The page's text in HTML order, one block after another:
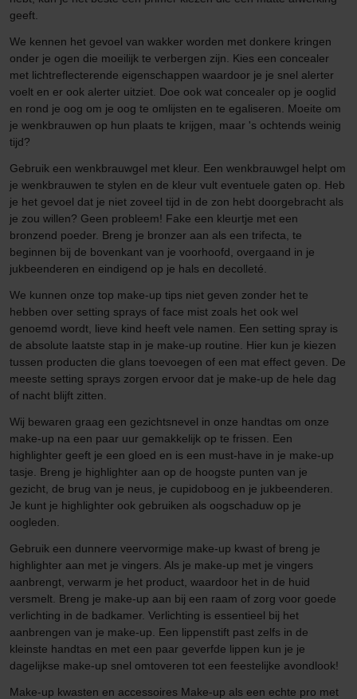
geeft.
We kennen het gevoel van wakker worden met donkere kringen
onder je ogen die moeilijk te verbergen zijn. Kies een concealer
met lichtreflecterende eigenschappen waardoor je je snel alerter
voelt en er ook alerter uitziet. Doe ook wat concealer op je ooglid
en rond je oog om je oog te omlijsten en te egaliseren. Moeite om
je wenkbrauwen op hun plaats te krijgen, maar 's ochtends weinig
tijd?
Gebruik een wenkbrauwgel met kleur. Een wenkbrauwgel helpt om
je wenkbrauwen te stylen en de kleur vult eventuele gaten op. Heb
je het gevoel dat je niet zoveel tijd in de zon hebt doorgebracht als
je zou willen? Geen probleem! Fake een kleurtje met een
bronzend poeder. Breng je bronzer aan als een trifecta, te
beginnen bij de bovenkant van je voorhoofd, overgaand in je
jukbeenderen en eindigend op je hals en decolleté.
We kunnen onze top make-up tips niet geven zonder het te
hebben over setting sprays of face mist zoals het ook wel
genoemd wordt, lieve kind heeft vele namen. Een setting spray is
de absolute laatste stap in je make-up routine. Hier kun je kiezen
tussen producten die glans toevoegen of een mat effect geven. De
meeste setting sprays zorgen ervoor dat je make-up de hele dag
of nacht blijft zitten.
Wij bewaren graag een gezichtsnevel in onze handtas om onze
make-up na een paar uur gemakkelijk op te frissen. Een
highlighter geeft je een gloed en is een must-have in je make-up
tasje. Breng je highlighter aan op de hoogste punten van je
gezicht, de brug van je neus, je cupidoboog en je jukbeenderen.
Je kunt je highlighter ook gebruiken als oogschaduw op je
oogleden.
Gebruik een dunnere veervormige make-up kwast of breng je
highlighter aan met je vingers. Als je make-up met je vingers
aanbrengt, verwarm je het product, waardoor het in de huid
versmelt. Breng je make-up aan bij een raam of zorg voor goede
verlichting in de badkamer. Verlichting is essentieel bij het
aanbrengen van je make-up. Een lippenstift past zelfs in de
kleinste handtas en met een paar geverfde lippen kun je je
dagelijkse make-up snel omtoveren tot een feestelijke avondlook!
Make-up kwasten en accessoires Make-up als een echte pro met